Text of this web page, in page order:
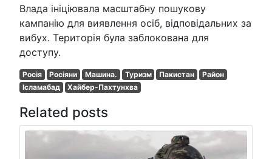
Влада ініціювала масштабну пошукову
кампанію для виявлення осіб, відповідальних за
вибух. Територія була заблокована для
доступу.
Росія Росіяни Машина. Туризм Пакистан
Район
Ісламабад
Хайбер-Пахтунхва
Related posts